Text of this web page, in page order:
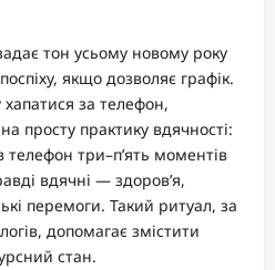
тон усьому новому року
якщо дозволяє графік.
за телефон,
просту практику вдячності:
телефон три–п’ять моментів
вдячні — здоров’я,
перемоги. Такий ритуал, за
допомагає змістити
стан.